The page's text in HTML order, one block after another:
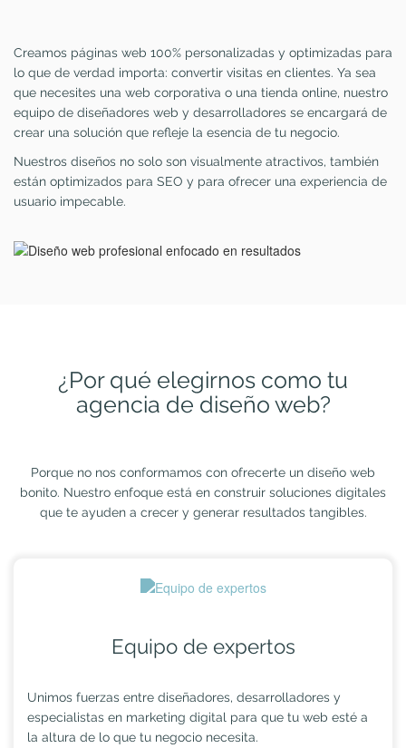
Creamos páginas web 100% personalizadas y optimizadas para
lo que de verdad importa: convertir visitas en clientes. Ya sea
que necesites una web corporativa o una tienda online, nuestro
equipo de diseñadores web y desarrolladores se encargará de
crear una solución que refleje la esencia de tu negocio.
Nuestros diseños no solo son visualmente atractivos, también
están optimizados para SEO y para ofrecer una experiencia de
usuario impecable.
¿Por qué elegirnos como tu
agencia de diseño web?
Porque no nos conformamos con ofrecerte un diseño web
bonito. Nuestro enfoque está en construir soluciones digitales
que te ayuden a crecer y generar resultados tangibles.
Equipo de expertos
Unimos fuerzas entre diseñadores, desarrolladores y
especialistas en marketing digital para que tu web esté a
la altura de lo que tu negocio necesita.